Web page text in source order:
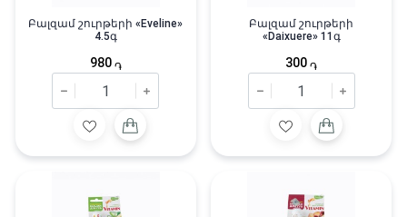
Բալզամ շուրթերի «Eveline»
4.5գ
980 ֏
Բալզամ շուրթերի
«Daixuere» 11գ
300 ֏